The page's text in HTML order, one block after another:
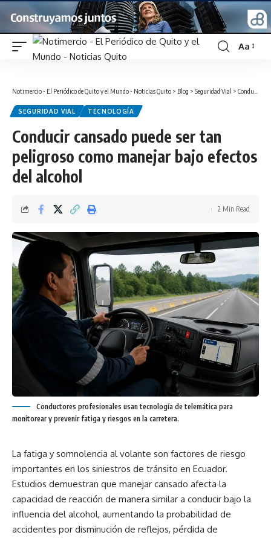
Font
Aa
Notimercio - El Periódico de Quito y el Mundo - Noticias Quito > Blog > Seguridad Vial > Conducir cansado puede ser tan peligroso como manejar bajo efectos del alcohol
SEGURIDAD VIAL TECNOLOGÍA
Conducir cansado puede ser tan
peligroso como manejar bajo efectos
del alcohol
2 Min Read
Conductores profesionales usan tecnología de telemática para
monitorear y prevenir fatiga y riesgos en la carretera.
La fatiga y somnolencia al volante son factores de riesgo
importantes en los siniestros de tránsito en Ecuador.
Estudios demuestran que manejar cansado afecta la
capacidad de reacción de manera similar a conducir bajo la
influencia del alcohol, aumentando la probabilidad de
accidentes por disminución de reflejos, pérdida de